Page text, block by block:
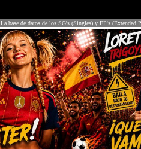
La base de datos de los SG's (Singles) y EP's (Extended